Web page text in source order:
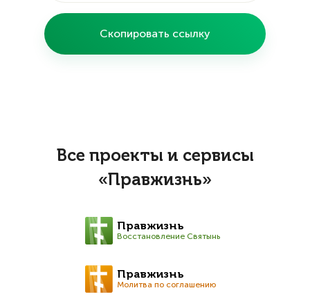
Скопировать ссылку
Все проекты и сервисы
«Правжизнь»
Правжизнь
Восстановление Святынь
Правжизнь
Молитва по соглашению